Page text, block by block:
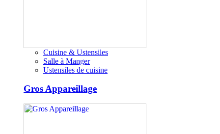
Cuisine & Ustensiles
Salle à Manger
Ustensiles de cuisine
Gros Appareillage